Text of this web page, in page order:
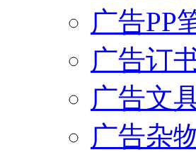
广告PP
广告订
广告文
广告杂